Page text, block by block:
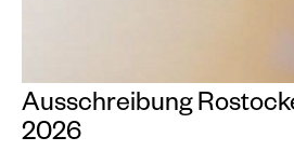
Ausschreibung
2026